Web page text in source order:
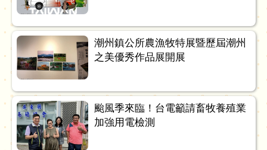
潮州鎮公所農漁牧特展暨歷屆潮州
之美優秀作品展開展
颱風季來臨！台電籲請畜牧養殖業
加強用電檢測